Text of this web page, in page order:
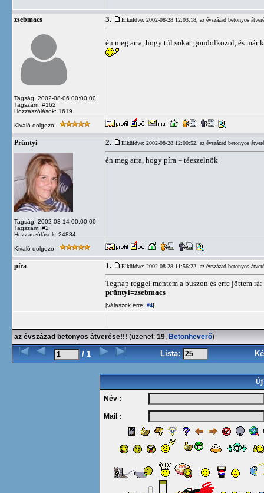
zsebmacs
Tagság: 2002-08-06 00:00:00
Tagszám: #162
Hozzászólások: 1619
3. Elküldve: 2002-08-28 12:03:18, az évszázad betonyos
én meg arra, hogy túl sokat gondolkozol, és már
Kiváló dolgozó
Prüntyi
Tagság: 2002-03-14 00:00:00
Tagszám: #2
Hozzászólások: 24884
2. Elküldve: 2002-08-28 12:00:52, az évszázad betonyos
én meg arra, hogy píra = téeszelnök
Kiváló dolgozó
píra 1. Elküldve: 2002-08-28 11:56:22, az évszázad betonyos
Tegnap reggel mentem a buszon és erre jöttem rá:
prüntyi=zsebmacs
[válaszok erre: #4]
az évszázad betonyos átverése!!! (üzenet: 19, Betonheverő)
/ 1 Lista:
Új
Név :
Mail :